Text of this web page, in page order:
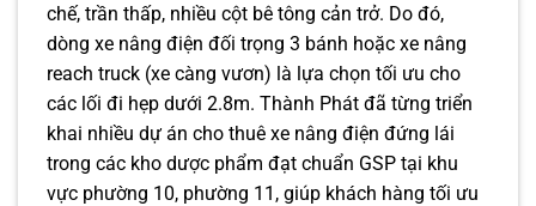
chế, trần thấp, nhiều cột bê tông cản trở. Do đó,
dòng xe nâng điện đối trọng 3 bánh hoặc xe nâng
reach truck (xe càng vươn) là lựa chọn tối ưu cho
các lối đi hẹp dưới 2.8m. Thành Phát đã từng triển
khai nhiều dự án cho thuê xe nâng điện đứng lái
trong các kho dược phẩm đạt chuẩn GSP tại khu
vực phường 10, phường 11, giúp khách hàng tối ưu